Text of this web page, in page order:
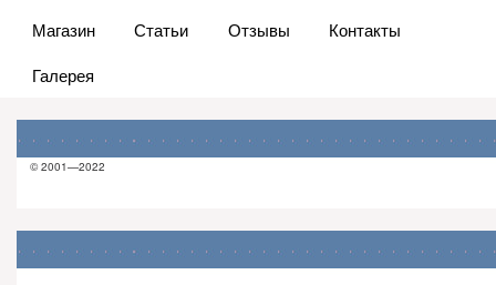
Магазин
Статьи Отзывы
Контакты
Галерея
© 2001—2022